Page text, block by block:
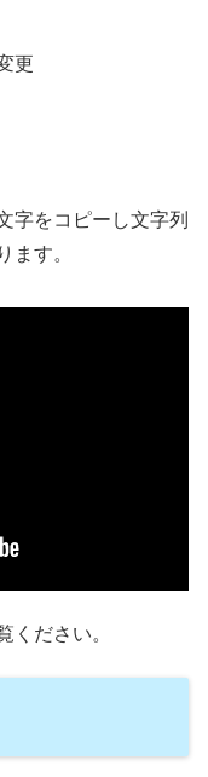
更
字をコピーし文字列
ます。
ください。